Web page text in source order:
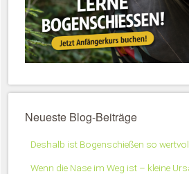
Neueste Blog-Beiträge
Deshalb ist Bogenschießen so
Wenn die Nase im Weg ist – kleine